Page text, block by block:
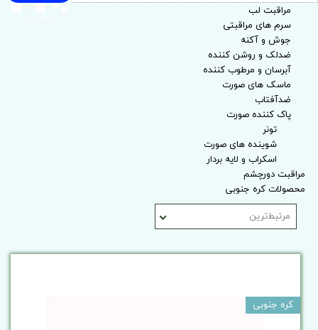
مراقبت لب
سرم های مراقبتی
جوش و آکنه
ضدلک و روشن کننده
آبرسان و مرطوب کننده
ماسک های صورت
ضدآفتاب
پاک کننده صورت
تونر
شوینده های صورت
اسکراب و لایه بردار
مراقبت دورچشم
محصولات کره جنوبی
مرتبط‌ترین
کره جنوبی